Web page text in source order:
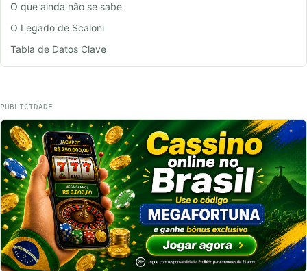
O que ainda não se sabe
O Legado de Scaloni
Tabla de Datos Clave
PUBLICIDADE